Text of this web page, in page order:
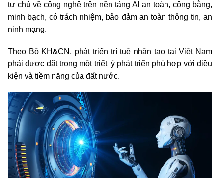
tự chủ về công nghệ trên nền tảng AI an toàn, công bằng,
minh bạch, có trách nhiệm, bảo đảm an toàn thông tin, an
ninh mạng.
Theo Bộ KH&CN, phát triển trí tuệ nhân tạo tại Việt Nam
phải được đặt trong một triết lý phát triển phù hợp với điều
kiện và tiềm năng của đất nước.